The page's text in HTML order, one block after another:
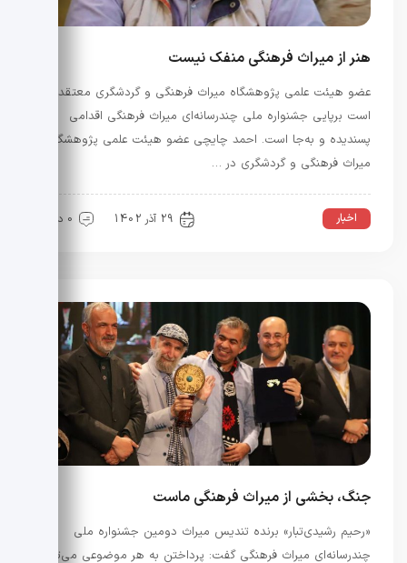
هنر از میراث فرهنگی منفک نیست
عضو هیئت علمی پژوهشگاه میراث فرهنگی و گردشگری معتقد
است برپایی جشنواره ملی چندرسانه‌ای میراث فرهنگی اقدامی
پسندیده و به‌جا است. احمد چایچی عضو هیئت علمی پژوهشگاه
میراث فرهنگی و گردشگری در …
اخبار 29 آذر 1402 0 دیدگاه
جنگ، بخشی از میراث فرهنگی ماست
«رحیم رشیدی‌تبار» برنده تندیس میراث دومین جشنواره ملی
چندرسانه‌ای میراث فرهنگی گفت: پرداختن به هر موضوعی می‌تواند